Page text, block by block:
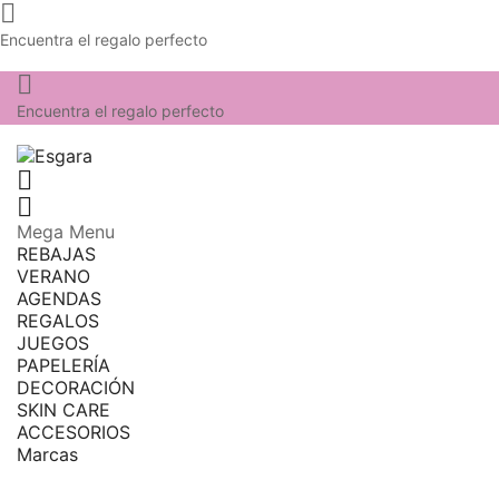

Encuentra el regalo perfecto

Encuentra el regalo perfecto


Mega Menu
REBAJAS
VERANO
AGENDAS
REGALOS
JUEGOS
PAPELERÍA
DECORACIÓN
SKIN CARE
ACCESORIOS
Marcas